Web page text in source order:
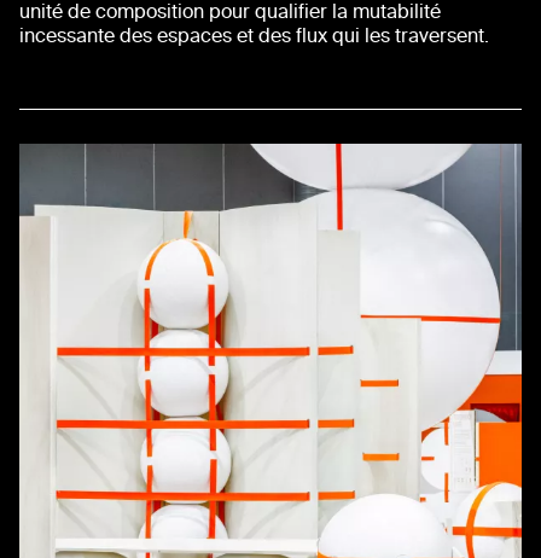
unité de composition pour qualifier la mutabilité
incessante des espaces et des flux qui les traversent.